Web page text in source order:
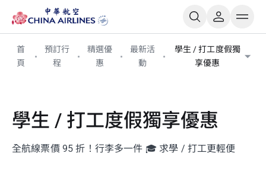
首
頁
預訂行
程
精選優
惠
最新活
動
學生 / 打工度假獨
享優惠
學生 / 打工度假獨享優惠
全航線票價 95 折！行李多一件 🎓 求學 / 打工更輕便